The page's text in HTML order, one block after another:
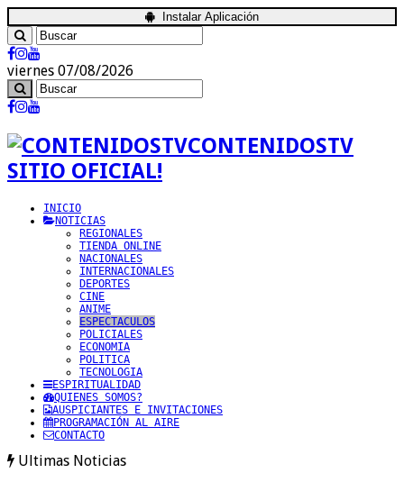
Instalar Aplicación
viernes 07/08/2026
CONTENIDOSTV
SITIO OFICIAL!
INICIO
NOTICIAS
REGIONALES
TIENDA ONLINE
NACIONALES
INTERNACIONALES
DEPORTES
CINE
ANIME
ESPECTACULOS
POLICIALES
ECONOMIA
POLITICA
TECNOLOGIA
ESPIRITUALIDAD
QUIENES SOMOS?
AUSPICIANTES E INVITACIONES
PROGRAMACIÓN AL AIRE
CONTACTO
Ultimas Noticias